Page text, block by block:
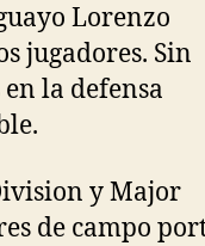
Lorenzo
jugadores. Sin
la defensa
y Major
de campo